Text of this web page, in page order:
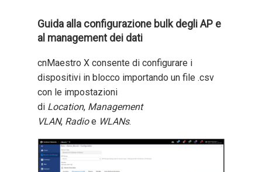
Guida alla configurazione bulk degli AP e
al management dei dati
cnMaestro X consente di configurare i
dispositivi in blocco importando un file .csv
con le impostazioni
di Location, Management
VLAN, Radioe WLANs.